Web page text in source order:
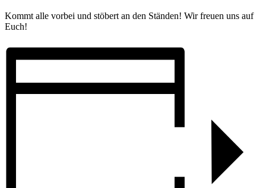
Kommt alle vorbei und stöbert an den Ständen! Wir freuen uns auf
Euch!